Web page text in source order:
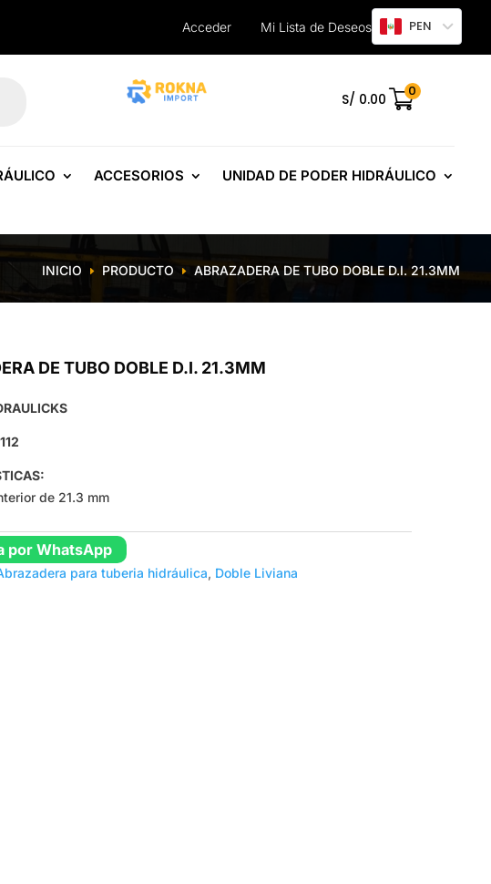
Acceder Mi Lista de Deseos PEN
S/ 0.00 0
ACCESORIOS
UNIDAD DE PODER HIDRÁULICO
INICIO E PRODUCTO E ABRAZADERA DE TUBO DOBLE D.I. 21.3MM
DE TUBO DOBLE D.I. 21.3MM
de 21.3 mm
por WhatsApp
para tuberia hidráulica, Doble Liviana